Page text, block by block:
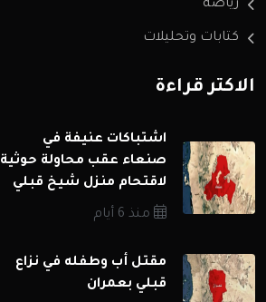
رياضة
كتابات وتحليلات
الاكثر قراءة
اشتباكات عنيفة في
صنعاء عقب محاولة حوثية
لاقتحام منزل شيخ قبلي
منذ 6 أيام
مقتل أب وطفله في نزاع
قبلي بعمران